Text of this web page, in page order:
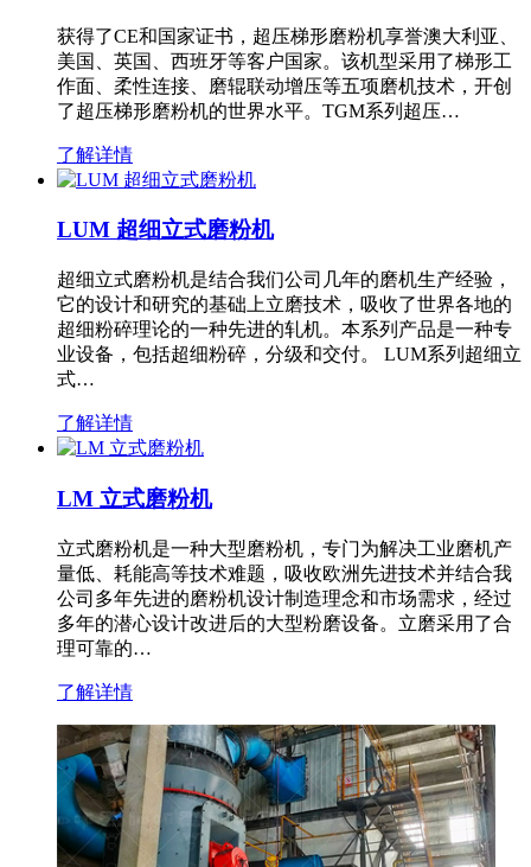
获得了CE和国家证书，超压梯形磨粉机享誉澳大利亚、
美国、英国、西班牙等客户国家。该机型采用了梯形工
作面、柔性连接、磨辊联动增压等五项磨机技术，开创
了超压梯形磨粉机的世界水平。TGM系列超压…
了解详情
LUM 超细立式磨粉机
超细立式磨粉机是结合我们公司几年的磨机生产经验，
它的设计和研究的基础上立磨技术，吸收了世界各地的
超细粉碎理论的一种先进的轧机。本系列产品是一种专
业设备，包括超细粉碎，分级和交付。 LUM系列超细立
式…
了解详情
LM 立式磨粉机
立式磨粉机是一种大型磨粉机，专门为解决工业磨机产
量低、耗能高等技术难题，吸收欧洲先进技术并结合我
公司多年先进的磨粉机设计制造理念和市场需求，经过
多年的潜心设计改进后的大型粉磨设备。立磨采用了合
理可靠的…
了解详情